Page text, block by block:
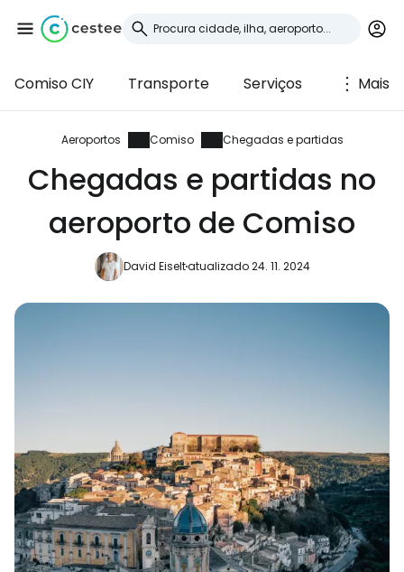
Comiso CIY Transporte Serviços Mais
Aeroportos Comiso Chegadas e partidas
Chegadas e partidas no
aeroporto de Comiso
David Eiseltatualizado 24. 11. 2024
Iniciar sessão no
Cestee
... a comunidade mundial de viajantes